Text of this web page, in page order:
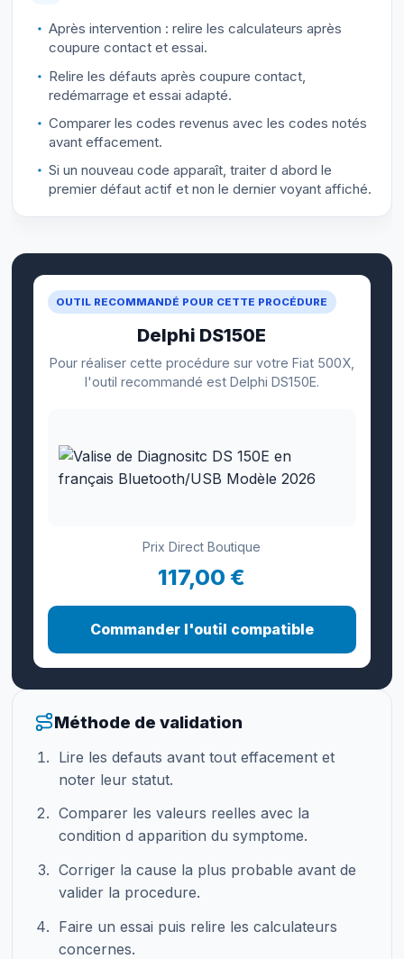
Après intervention : relire les calculateurs après
coupure contact et essai.
Relire les défauts après coupure contact,
redémarrage et essai adapté.
Comparer les codes revenus avec les codes notés
avant effacement.
Si un nouveau code apparaît, traiter d abord le
premier défaut actif et non le dernier voyant affiché.
OUTIL RECOMMANDÉ POUR CETTE PROCÉDURE
Delphi DS150E
Pour réaliser cette procédure sur votre Fiat 500X,
l'outil recommandé est Delphi DS150E.
Prix Direct Boutique
117,00 €
Commander l'outil compatible
Méthode de validation
Lire les defauts avant tout effacement et
noter leur statut.
Comparer les valeurs reelles avec la
condition d apparition du symptome.
Corriger la cause la plus probable avant de
valider la procedure.
Faire un essai puis relire les calculateurs
concernes.